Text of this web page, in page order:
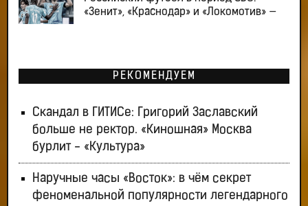
«Зенит», «Краснодар» и «Локомотив» —
РЕКОМЕНДУЕМ
Скандал в ГИТИСе: Григорий Заславский
больше не ректор. «Киношная» Москва
бурлит - «Культура»
Наручные часы «Восток»: в чём секрет
феноменальной популярности легендарного